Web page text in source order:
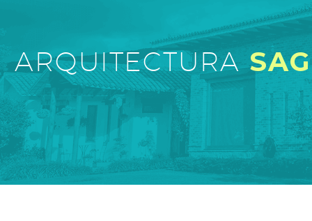
ARQUITECTURA